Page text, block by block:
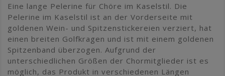
Eine lange Pelerine für Chöre im Kaselstil. Die
Pelerine im Kaselstil ist an der Vorderseite mit
goldenen Wein- und Spitzenstickereien verziert, hat
einen breiten Golfkragen und ist mit einem goldenen
Spitzenband überzogen. Aufgrund der
unterschiedlichen Größen der Chormitglieder ist es
möglich, das Produkt in verschiedenen Längen